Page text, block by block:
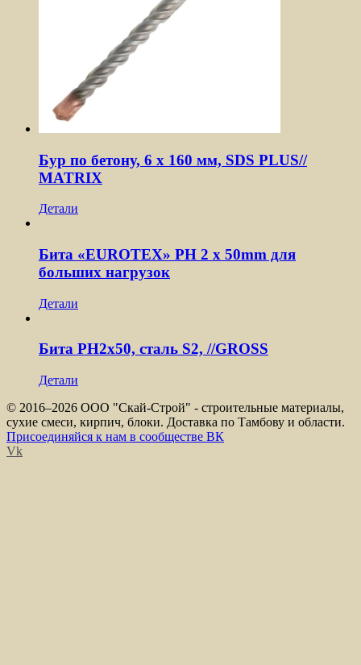
Бур по бетону, 6 x 160 мм, SDS PLUS//
MATRIX
Детали
Бита «EUROTEX» PH 2 х 50mm для
больших нагрузок
Детали
Бита PH2х50, сталь S2, //GROSS
Детали
© 2016–2026 ООО "Скай-Строй" - строительные материалы,
сухие смеси, кирпич, блоки. Доставка по Тамбову и области.
Присоединяйся к нам в сообществе ВК
Vk